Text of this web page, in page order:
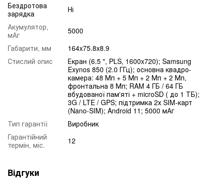
Бездротова
зарядка
Ні
Акумулятор,
мАг
5000
Габарити, мм
164x75.8x8.9
Стислий опис
Екран (6.5 ", PLS, 1600x720); Samsung
Exynos 850 (2.0 ГГц); основна квадро-
камера: 48 Мп + 5 Мп + 2 Мп + 2 Мп,
фронтальна 8 Мп; RAM 4 ГБ / 64 ГБ
вбудованої пам'яті + microSD ( до 1 ТБ);
3G / LTE / GPS; підтримка 2х SIM-карт
(Nano-SIM); Android 11; 5000 мАг
Тип гарантії
Виробник
Гарантійний
термін, міс.
12
Відгуки